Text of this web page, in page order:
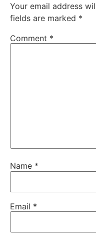
Your email address
fields are marked *
Comment *
Name *
Email *